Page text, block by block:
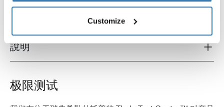
Customize
Toggle guides and instructions
說明
极限测试